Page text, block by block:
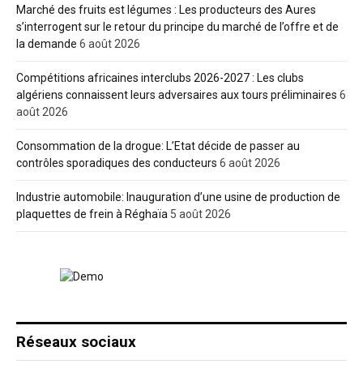
Marché des fruits est légumes : Les producteurs des Aures
s’interrogent sur le retour du principe du marché de l’offre et de
la demande 6 août 2026
Compétitions africaines interclubs 2026-2027 : Les clubs
algériens connaissent leurs adversaires aux tours préliminaires 6
août 2026
Consommation de la drogue: L’Etat décide de passer au
contrôles sporadiques des conducteurs 6 août 2026
Industrie automobile: Inauguration d’une usine de production de
plaquettes de frein à Réghaïa 5 août 2026
Réseaux sociaux